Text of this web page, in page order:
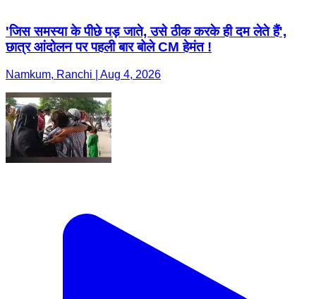
'जिस समस्या के पीछे पड़ जाते, उसे ठीक करके ही दम लेते हैं',
छात्र आंदोलन पर पहली बार बोले CM हेमंत !
Namkum, Ranchi | Aug 4, 2026